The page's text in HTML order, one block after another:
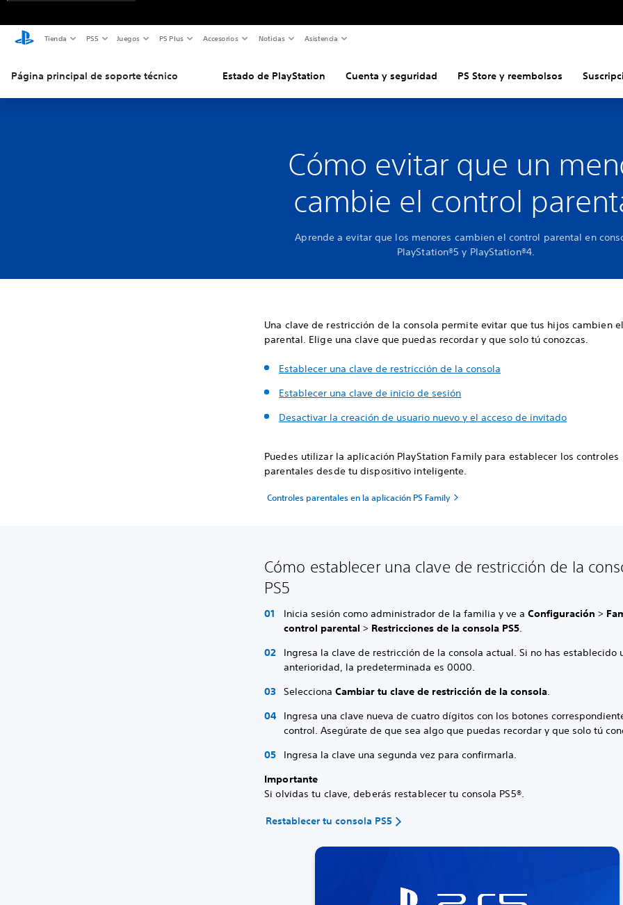
Tienda PS5 Juegos PS Plus Accesorios Noticias Asistencia
Página principal de soporte técnico Estado de PlayStation Cuenta y seguridad PS Store y reembolsos
Cómo evitar que un
cambie el control
Aprende a evitar que los menores cambien el control parental en
PlayStation®5 y PlayStation®4.
Una clave de restricción de la consola permite evitar que tus hijos cambien
parental. Elige una clave que puedas recordar y que solo tú conozcas.
Establecer una clave de restricción de la consola
Establecer una clave de inicio de sesión
Desactivar la creación de usuario nuevo y el acceso de invitado
Puedes utilizar la aplicación PlayStation Family para establecer los controles
parentales desde tu dispositivo inteligente.
Controles parentales en la aplicación PS Family
Cómo establecer una clave de restricción de la
PS5
Inicia sesión como administrador de la familia y ve aConfiguración >
control parental > Restricciones de la consola PS5.
Ingresa la clave de restricción de la consola actual. Si no has establecido
anterioridad, la predeterminada es 0000.
SeleccionaCambiar tu clave de restricción de la consola.
Ingresa una clave nueva de cuatro dígitos con los botones
control. Asegúrate de que sea algo que puedas recordar y que solo tú
Ingresa la clave una segunda vez para confirmarla.
Importante
Si olvidas tu clave, deberás restablecer tu consola PS5®.
Restablecer tu consola PS5